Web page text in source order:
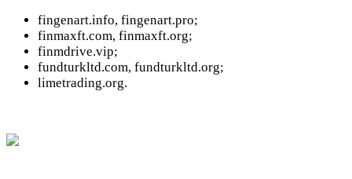
fingenart.info, fingenart.pro;
finmaxft.com, finmaxft.org;
finmdrive.vip;
fundturkltd.com, fundturkltd.org;
limetrading.org.